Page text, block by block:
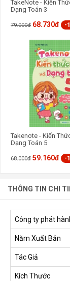
TakeNote - Kiến
Dạng Toán 3
79.000đ 68.730đ -
Takenote - Kiến
Dạng Toán 5
68.000đ 59.160đ -
THÔNG TIN CHI
Công ty phát
Năm Xuất Bản
Tác Giả
Kích Thước